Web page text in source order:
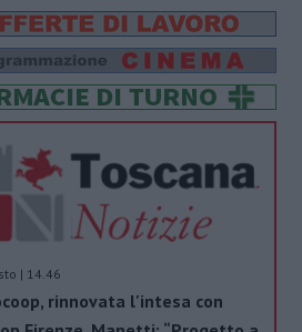
| 14.46
rinnovata l'intesa con